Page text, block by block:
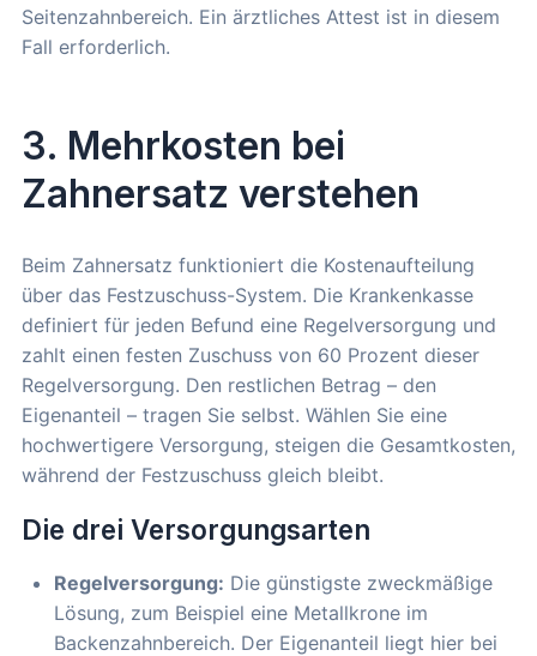
Seitenzahnbereich. Ein ärztliches Attest ist in diesem
Fall erforderlich.
3. Mehrkosten bei
Zahnersatz verstehen
Beim Zahnersatz funktioniert die Kostenaufteilung
über das Festzuschuss-System. Die Krankenkasse
definiert für jeden Befund eine Regelversorgung und
zahlt einen festen Zuschuss von 60 Prozent dieser
Regelversorgung. Den restlichen Betrag – den
Eigenanteil – tragen Sie selbst. Wählen Sie eine
hochwertigere Versorgung, steigen die Gesamtkosten,
während der Festzuschuss gleich bleibt.
Die drei Versorgungsarten
Regelversorgung: Die günstigste zweckmäßige
Lösung, zum Beispiel eine Metallkrone im
Backenzahnbereich. Der Eigenanteil liegt hier bei